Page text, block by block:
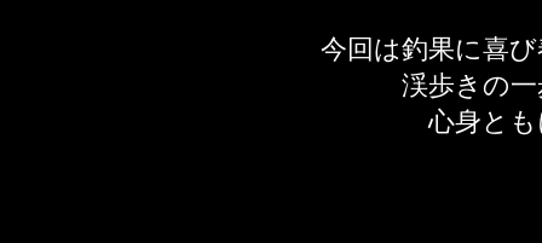
今回は釣果に喜
渓歩きの
心身と